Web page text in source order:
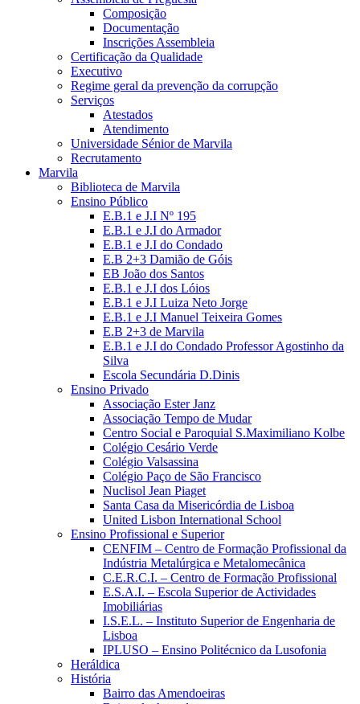
Composição
Documentação
Inscrições Assembleia
Certificação da Qualidade
Executivo
Regime geral da prevenção da corrupção
Serviços
Atestados
Atendimento
Universidade Sénior de Marvila
Recrutamento
Marvila
Biblioteca de Marvila
Ensino Público
E.B.1 e J.I Nº 195
E.B.1 e J.I do Armador
E.B.1 e J.I do Condado
E.B 2+3 Damião de Góis
EB João dos Santos
E.B.1 e J.I dos Lóios
E.B.1 e J.I Luiza Neto Jorge
E.B.1 e J.I Manuel Teixeira Gomes
E.B 2+3 de Marvila
E.B.1 e J.I do Condado Professor Agostinho da
Silva
Escola Secundária D.Dinis
Ensino Privado
Associação Ester Janz
Associação Tempo de Mudar
Centro Social e Paroquial S.Maximiliano Kolbe
Colégio Cesário Verde
Colégio Valsassina
Colégio Paço de São Francisco
Nuclisol Jean Piaget
Santa Casa da Misericórdia de Lisboa
United Lisbon International School
Ensino Profissional e Superior
CENFIM – Centro de Formação Profissional da
Indústria Metalúrgica e Metalomecânica
C.E.R.C.I. – Centro de Formação Profissional
E.S.A.I. – Escola Superior de Actividades
Imobiliárias
I.S.E.L. – Instituto Superior de Engenharia de
Lisboa
IPLUSO – Ensino Politécnico da Lusofonia
Heráldica
História
Bairro das Amendoeiras